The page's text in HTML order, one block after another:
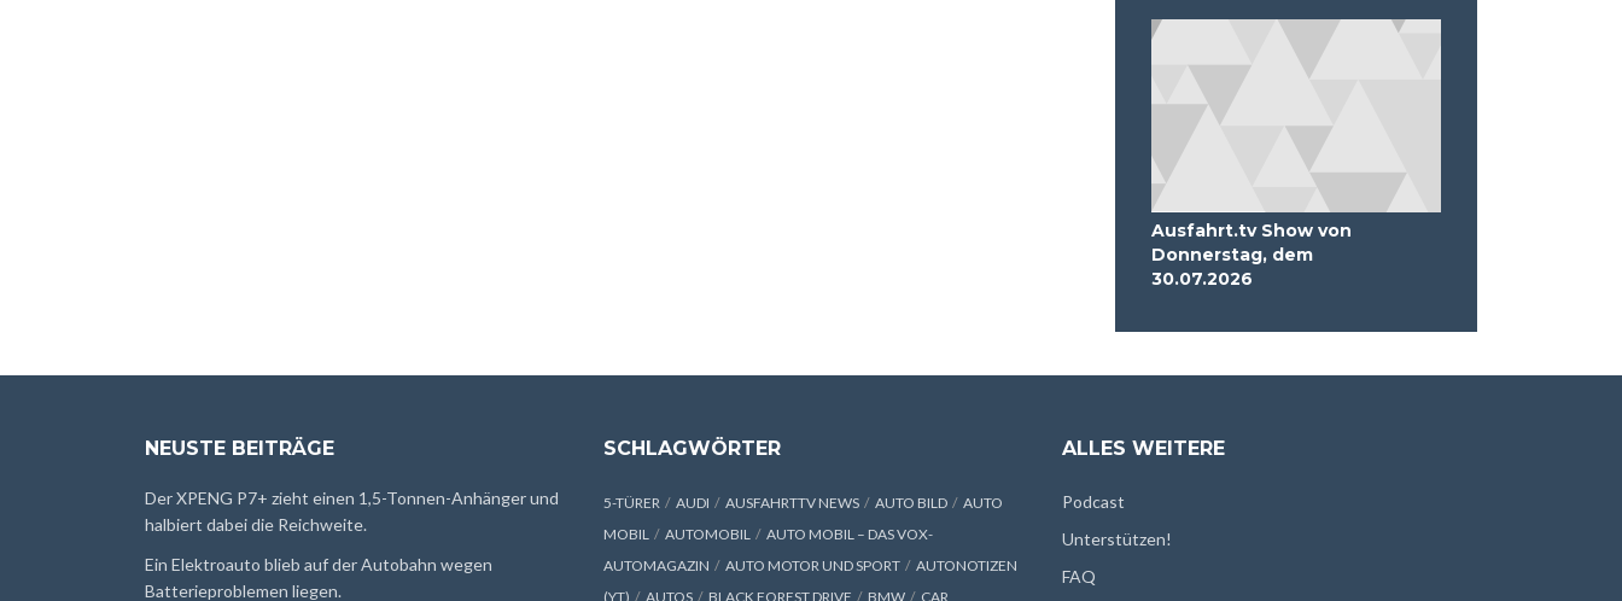
Ausfahrt.tv Show von
Donnerstag, dem
30.07.2026
NEUSTE BEITRÄGE
Der XPENG P7+ zieht einen 1,5-Tonnen-Anhänger und
halbiert dabei die Reichweite.
Ein Elektroauto blieb auf der Autobahn wegen
Batterieproblemen liegen.
SCHLAGWÖRTER
5-TÜRER AUDI AUSFAHRTTV NEWS AUTO BILD
AUTO
MOBIL
AUTOMOBIL
AUTO MOBIL – DAS VOX-
AUTOMAGAZIN
AUTO MOTOR UND SPORT
AUTONOTIZEN
(YT)
AUTOS BLACK FOREST DRIVE BMW CAR
ALLES WEITERE
Podcast
Unterstützen!
FAQ